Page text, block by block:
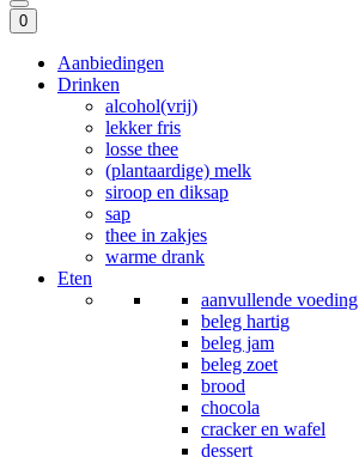
0
Aanbiedingen
Drinken
alcohol(vrij)
lekker fris
losse thee
(plantaardige) melk
siroop en diksap
sap
thee in zakjes
warme drank
Eten
aanvullende voeding
beleg hartig
beleg jam
beleg zoet
brood
chocola
cracker en wafel
dessert